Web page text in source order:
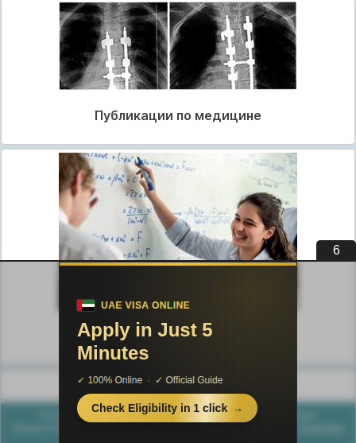
Публикации по медицине
Публикации по педагогике
Разделы публикаций
Poznayka.org - Познайка.Орг - 2016-2026 год. Материал
5